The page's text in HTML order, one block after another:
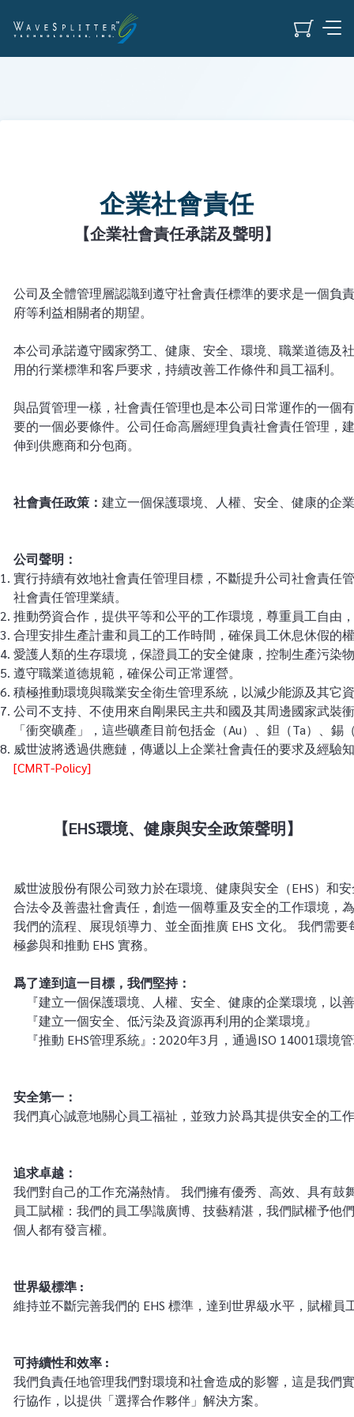
人工智慧/高效能運算
AOC
Laser Chip / TO / BOSA
關於我們
企業社會責任
全球據點
投資人
股東
最新消息
聯絡我們
企業社會責任
【企業社會責任承諾及聲明】
公司及全體管理層認識到遵守社會責任標準的要求是一個負
府等利益相關者的期望。
本公司承諾遵守國家勞工、健康、安全、環境、職業道德及
用的行業標準和客戶要求，持續改善工作條件和員工福利。
與品質管理一樣，社會責任管理也是本公司日常運作的一個
要的一個必要條件。公司任命高層經理負責社會責任管理，
伸到供應商和分包商。
社會責任政策： 建立一個保護環境、人權、安全、健康的企
公司聲明：
實行持續有效地社會責任管理目標，不斷提升公司社會責任
社會責任管理業績。
推動勞資合作，提供平等和公平的工作環境，尊重員工自由
合理安排生產計畫和員工的工作時間，確保員工休息休假的
愛護人類的生存環境，保證員工的安全健康，控制生產污染
遵守職業道德規範，確保公司正常運營。
積極推動環境與職業安全衛生管理系統，以減少能源及其它
公司不支持、不使用來自剛果民主共和國及其周邊國家武裝
「衝突礦產」，這些礦產目前包括金（Au）、鉭（Ta）、錫
威世波將透過供應鏈，傳遞以上企業社會責任的要求及經
[CMRT-Policy]
【EHS環境、健康與安全政策聲明】
威世波股份有限公司致力於在環境、健康與安全（EHS）和
合法令及善盡社會責任，創造一個尊重及安全的工作環境，
我們的流程、展現領導力、並全面推廣 EHS 文化。 我們需
極參與和推動 EHS 實務。
爲了達到這一目標，我們堅持：
『建立一個保護環境、人權、安全、健康的企業環境，以
『建立一個安全、低污染及資源再利用的企業環境』
『推動 EHS管理系統』: 2020年3月，通過ISO 14001環境
安全第一：
我們真心誠意地關心員工福祉，並致力於爲其提供安全的工
追求卓越：
我們對自己的工作充滿熱情。 我們擁有優秀、高效、具有鼓
員工賦權：我們的員工學識廣博、技藝精湛，我們賦權予他
個人都有發言權。
世界級標準 :
維持並不斷完善我們的 EHS 標準，達到世界級水平，賦權
可持續性和效率 :
我們負責任地管理我們對環境和社會造成的影響，這是我們
行協作，以提供「選擇合作夥伴」解決方案。